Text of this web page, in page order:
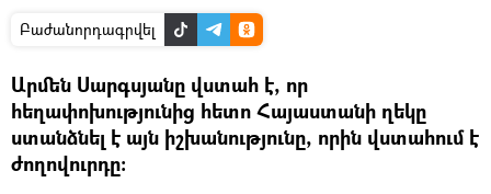
Բաժանորդագրվել
Արմեն Սարգսյանը վստահ է, որ
հեղափոխությունից հետո Հայաստանի ղեկը
ստանձնել է այն իշխանությունը, որին վստահում է
ժողովուրդը։